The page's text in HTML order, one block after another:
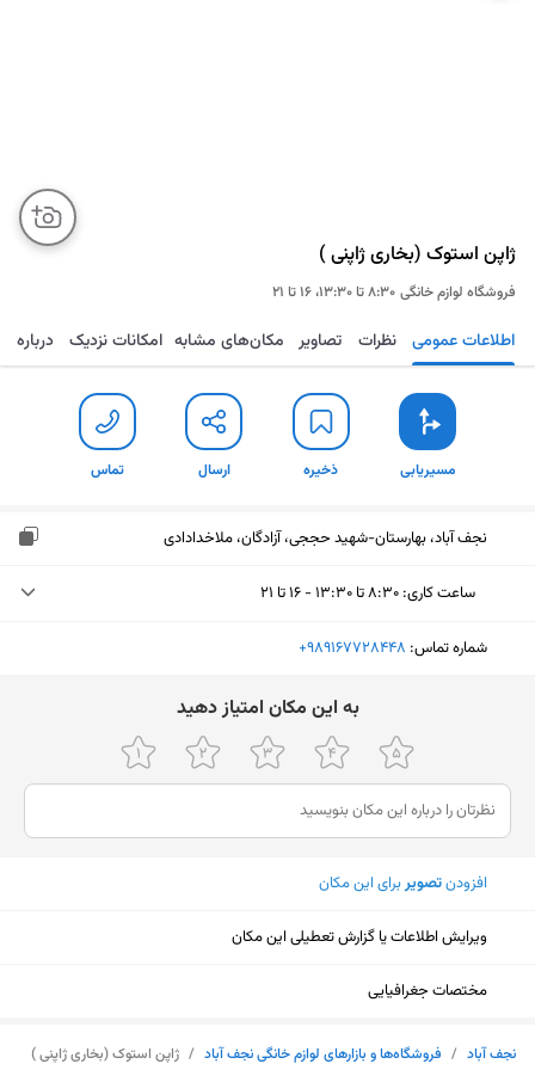
ژاپن استوک (بخاری ژاپنی )
فروشگاه لوازم خانگی ۸:۳۰ تا ۱۳:۳۰، ۱۶ تا ۲۱
مسیریابی ذخیره ارسال تماس اطلاعات عمومی نظرات تصاویر مکان‌های مشابه امکانات نزدیک درباره
مسیریابی ذخیره ارسال تماس
نجف آباد، بهارستان-شهید حججی، آزادگان، ملاخدادادی
ساعت کاری: ۸:۳۰ تا ۱۳:۳۰ - ۱۶ تا ۲۱
دوشنبه (امروز)
پنجشنبه
۸:۳۰ تا ۱۳:۳۰ - ۱۶ تا ۲۱
جمعه
تعطیل
شنبه
یکشنبه
شماره تماس: ‎+989167728448
ﺑﻪ اﯾﻦ ﻣﮑﺎن اﻣﺘﯿﺎز دﻫﯿﺪ
افزودنتصویربرای این مکان
ویرایش اطلاعات یا گزارش تعطیلی این مکان
مختصات جغرافیایی
نجف آباد / فروشگاه‌ها و بازار‌های لوازم خانگی نجف آباد / ژاپن استوک (بخاری ژاپنی )